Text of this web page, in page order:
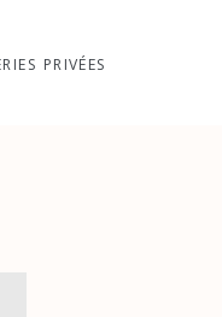
PRIVÉES